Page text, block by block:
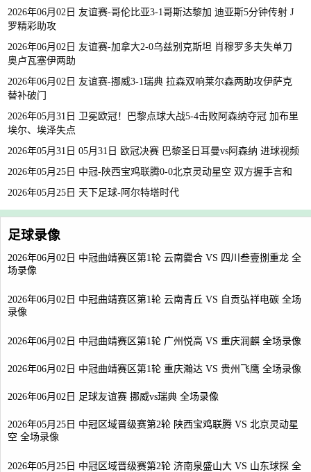
2026年06月02日 友谊赛-哥伦比亚3-1哥斯达黎加 迪亚斯5分钟传射 J
罗精彩助攻
2026年06月02日 友谊赛-加拿大2-0乌兹别克斯坦 肖穆罗多夫失单刀
奥卢瓦塞伊两助
2026年06月02日 友谊赛-挪威3-1瑞典 拉森双响莱尔森两助攻伊萨克
替补破门
2026年05月31日 卫冕欧冠！巴黎点球大战5-4击败阿森纳夺冠 加布里
埃尔、埃泽失点
2026年05月31日 05月31日 欧冠决赛 巴黎圣日耳曼vs阿森纳 进球视频
2026年05月25日 中冠-陕西宝鸡联腾0-0北京灵动星空 双方握手言和
2026年05月25日 天下足球-阿尔特塔时代
足球录像
2026年06月02日 中冠曲靖赛区第1轮 云南爨合 VS 四川叁壹捌重龙 全
场录像
2026年06月02日 中冠曲靖赛区第1轮 云南青丘 VS 自贡弘祥电碳 全场
录像
2026年06月02日 中冠曲靖赛区第1轮 广州悦高 VS 重庆润麒 全场录像
2026年06月02日 中冠曲靖赛区第1轮 重庆瀚达 VS 贵州飞鹰 全场录像
2026年06月02日 足球友谊赛 挪威vs瑞典 全场录像
2026年05月25日 中冠区域晋级赛第2轮 陕西宝鸡联腾 VS 北京灵动星
空 全场录像
2026年05月25日 中冠区域晋级赛第2轮 济南泉盛山大 VS 山东球探 全